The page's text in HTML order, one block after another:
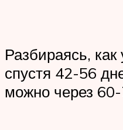
Разбираясь,
спустя 42-56
можно через 60-